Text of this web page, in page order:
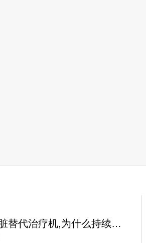
持续肾脏替代治疗机,为什么持续肾脏替代治疗机考虑EMC电磁兼容？